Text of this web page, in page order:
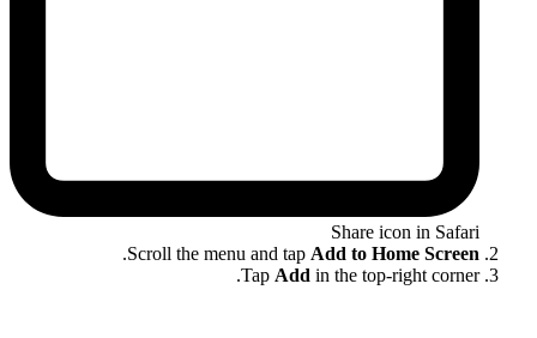
Share icon in Safari
Scroll the menu and tap Add to Home Screen
.
Tap Add in the top-right corner.